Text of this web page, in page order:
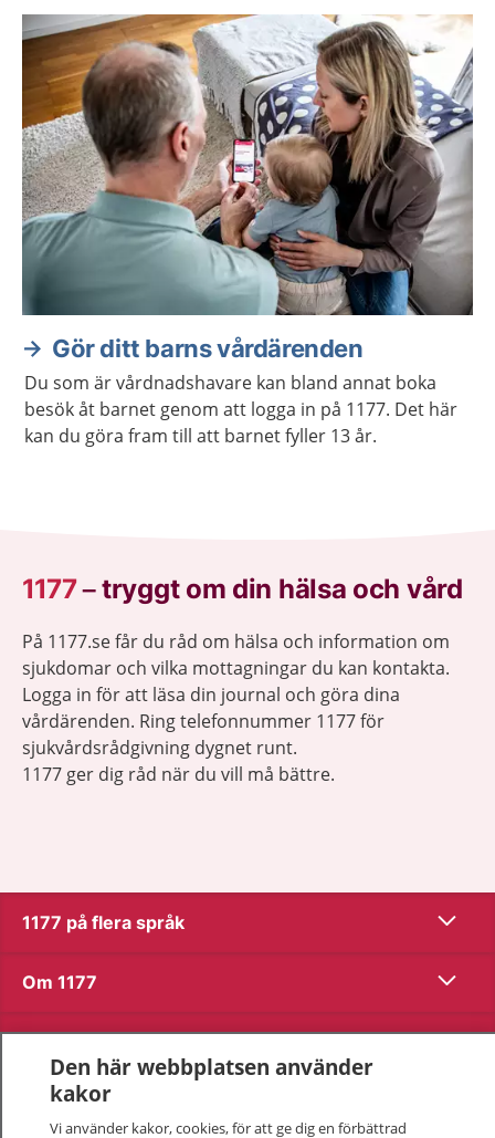
Gör ditt barns vårdärenden
Du som är vårdnadshavare kan bland annat boka
besök åt barnet genom att logga in på 1177. Det här
kan du göra fram till att barnet fyller 13 år.
1177–tryggt om din hälsa och vård
På 1177.se får du råd om hälsa och information om
sjukdomar och vilka mottagningar du kan kontakta.
Logga in för att läsa din journal och göra dina
vårdärenden. Ring telefonnummer 1177 för
sjukvårdsrådgivning dygnet runt.
1177 ger dig råd när du vill må bättre.
1177 på flera språk Visa
Om 1177 Visa
Visa
Behandling av personuppgifter
Den här webbplatsen använder
kakor
Vi använder kakor, cookies, för att ge dig en förbättrad